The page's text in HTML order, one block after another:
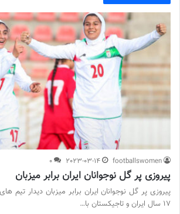
footballswomen
2023-03-14
0
پیروزی پر گل نوجوانان ایران برابر میزبان
پیروزی پر گل نوجوانان ایران برابر میزبان دیدار تیم
17 سال ایران و تاجیکستان با…